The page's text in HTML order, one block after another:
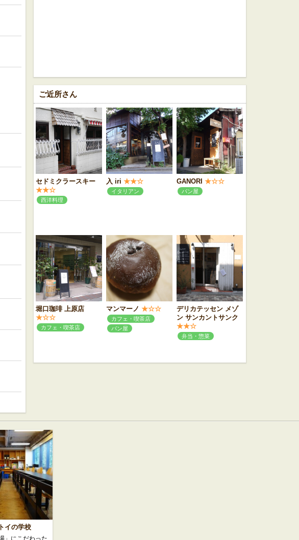
ご近所さん
セドミクラースキー
★★☆
西洋料理
入 iri ★★☆
イタリアン
GANORI ★☆☆
パン屋
堀口珈琲 上原店
★☆☆
カフェ・喫茶店
マンマーノ ★☆☆
カフェ・喫茶店
パン屋
デリカテッセン メゾ
ン サンカントサンク
★★☆
弁当・惣菜
イの学校
」にこだわった